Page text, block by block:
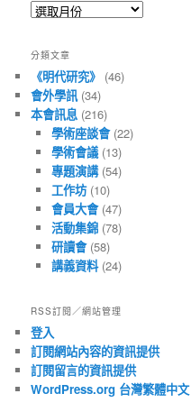
所
章
分類文章
《明代研究》 (46)
會外學訊(34)
本會訊息 (216)
學術座談會(22)
學術會議(13)
專題演講(54)
工作坊(10)
會員大會(47)
活動集錦(78)
研讀會(58)
講義資料(24)
RSS訂閱／網站管理
登入
訂閱網站內容的資訊提供
訂閱留言的資訊提供
WordPress.org 台灣繁體中文